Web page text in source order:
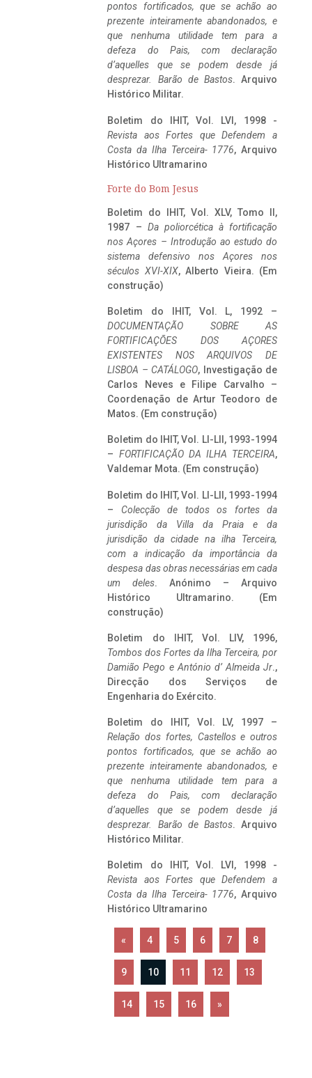
pontos fortificados, que se achão ao
prezente inteiramente abandonados, e
que nenhuma utilidade tem para a
defeza do Pais, com declaração
d’aquelles que se podem desde já
desprezar. Barão de Bastos. Arquivo
Histórico Militar.
Boletim do IHIT, Vol. LVI, 1998 -
Revista aos Fortes que Defendem a
Costa da Ilha Terceira- 1776, Arquivo
Histórico Ultramarino
Forte do Bom Jesus
Boletim do IHIT, Vol. XLV, Tomo II,
1987 – Da poliorcética à fortificação
nos Açores – Introdução ao estudo do
sistema defensivo nos Açores nos
séculos XVI-XIX, Alberto Vieira. (Em
construção)
Boletim do IHIT, Vol. L, 1992 –
DOCUMENTAÇÃO SOBRE AS
FORTIFICAÇÕES DOS AÇORES
EXISTENTES NOS ARQUIVOS DE
LISBOA – CATÁLOGO, Investigação de
Carlos Neves e Filipe Carvalho –
Coordenação de Artur Teodoro de
Matos. (Em construção)
Boletim do IHIT, Vol. LI-LII, 1993-1994
– FORTIFICAÇÃO DA ILHA TERCEIRA,
Valdemar Mota. (Em construção)
Boletim do IHIT, Vol. LI-LII, 1993-1994
– Colecção de todos os fortes da
jurisdição da Villa da Praia e da
jurisdição da cidade na ilha Terceira,
com a indicação da importância da
despesa das obras necessárias em cada
um deles. Anónimo – Arquivo
Histórico Ultramarino. (Em
construção)
Boletim do IHIT, Vol. LIV, 1996,
Tombos dos Fortes da Ilha Terceira, por
Damião Pego e António d’ Almeida Jr.,
Direcção dos Serviços de
Engenharia do Exército.
Boletim do IHIT, Vol. LV, 1997 –
Relação dos fortes, Castellos e outros
pontos fortificados, que se achão ao
prezente inteiramente abandonados, e
que nenhuma utilidade tem para a
defeza do Pais, com declaração
d’aquelles que se podem desde já
desprezar. Barão de Bastos. Arquivo
Histórico Militar.
Boletim do IHIT, Vol. LVI, 1998 -
Revista aos Fortes que Defendem a
Costa da Ilha Terceira- 1776, Arquivo
Histórico Ultramarino
« 4 5 6 7 8
9 10 11 12 13
14 15 16 »